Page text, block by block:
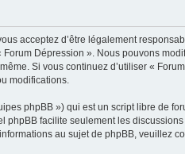
acceptez d’être légalement
Forum Dépression ». Nous pouvons
Si vous continuez d’utiliser « Forum
modifications.
phpBB ») qui est un script libre de
phpBB facilite seulement les
au sujet de phpBB, veuillez